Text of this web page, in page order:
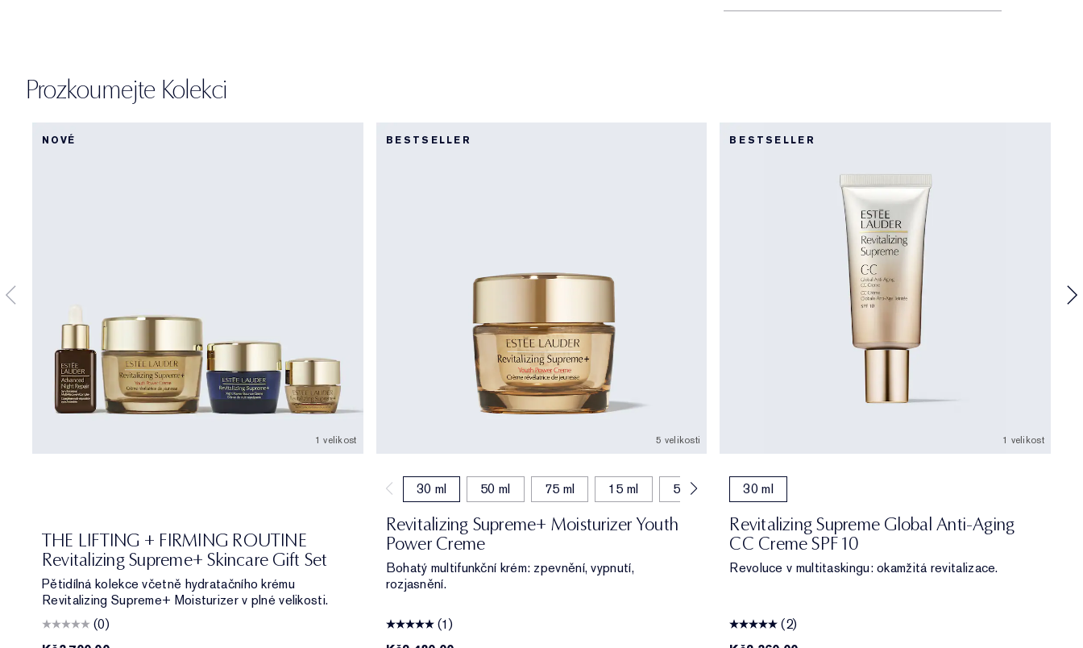
Prozkoumejte Kolekci
NOVÉ
1 velikost
THE LIFTING + FIRMING ROUTINE
Revitalizing Supreme+ Skincare Gift Set
Pětidílná kolekce včetně hydratačního krému
Revitalizing Supreme+ Moisturizer v plné velikosti.
(0)
BESTSELLER
5 velikosti
30 ml 50 ml 75 ml 15 ml 50 ml (doplňování)
Revitalizing Supreme+ Moisturizer Youth
Power Creme
Bohatý multifunkční krém: zpevnění, vypnutí,
rozjasnění.
(1)
BESTSELLER
1 velikost
30 ml
Revitalizing Supreme Global Anti-Aging
CC Creme SPF 10
Revoluce v multitaskingu: okamžitá revitalizace.
(2)